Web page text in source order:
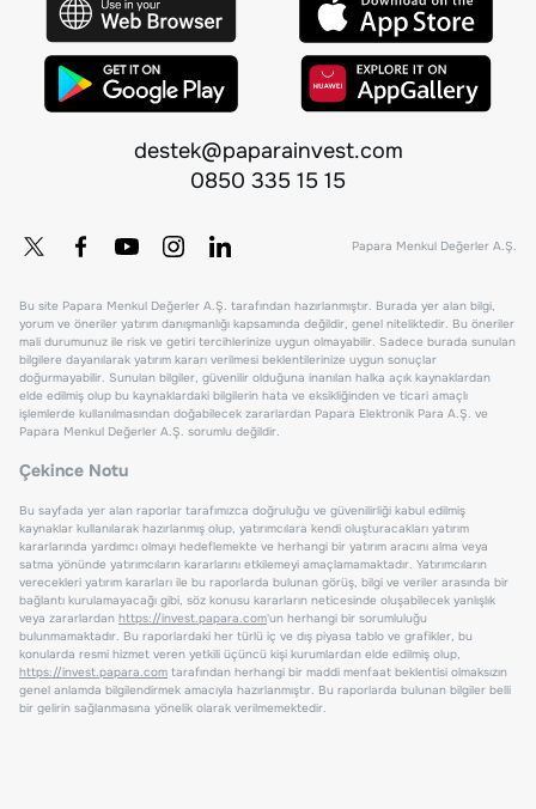
destek@paparainvest.com
0850 335 15 15
Papara Menkul Değerler A.Ş.
Bu site Papara Menkul Değerler A.Ş. tarafından hazırlanmıştır. Burada yer alan bilgi,
yorum ve öneriler yatırım danışmanlığı kapsamında değildir, genel niteliktedir. Bu öneriler
mali durumunuz ile risk ve getiri tercihlerinize uygun olmayabilir. Sadece burada sunulan
bilgilere dayanılarak yatırım kararı verilmesi beklentilerinize uygun sonuçlar
doğurmayabilir. Sunulan bilgiler, güvenilir olduğuna inanılan halka açık kaynaklardan
elde edilmiş olup bu kaynaklardaki bilgilerin hata ve eksikliğinden ve ticari amaçlı
işlemlerde kullanılmasından doğabilecek zararlardan Papara Elektronik Para A.Ş. ve
Papara Menkul Değerler A.Ş. sorumlu değildir.
Çekince Notu
Bu sayfada yer alan raporlar tarafımızca doğruluğu ve güvenilirliği kabul edilmiş
kaynaklar kullanılarak hazırlanmış olup, yatırımcılara kendi oluşturacakları yatırım
kararlarında yardımcı olmayı hedeflemekte ve herhangi bir yatırım aracını alma veya
satma yönünde yatırımcıların kararlarını etkilemeyi amaçlamamaktadır. Yatırımcıların
verecekleri yatırım kararları ile bu raporlarda bulunan görüş, bilgi ve veriler arasında bir
bağlantı kurulamayacağı gibi, söz konusu kararların neticesinde oluşabilecek yanlışlık
veya zararlardan https://invest.papara.com'un herhangi bir sorumluluğu
bulunmamaktadır. Bu raporlardaki her türlü iç ve dış piyasa tablo ve grafikler, bu
konularda resmi hizmet veren yetkili üçüncü kişi kurumlardan elde edilmiş olup,
https://invest.papara.com tarafından herhangi bir maddi menfaat beklentisi olmaksızın
genel anlamda bilgilendirmek amacıyla hazırlanmıştır. Bu raporlarda bulunan bilgiler belli
bir gelirin sağlanmasına yönelik olarak verilmemektedir.